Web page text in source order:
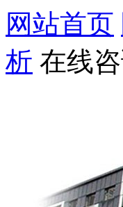
网站首页
析 在线